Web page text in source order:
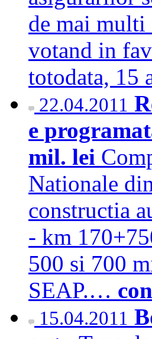
de mai multi
votand in
totodata,
22.04.2011
e
mil. lei
Nationale
constructia
- km
500 si 700
SEAP.…
15.04.2011